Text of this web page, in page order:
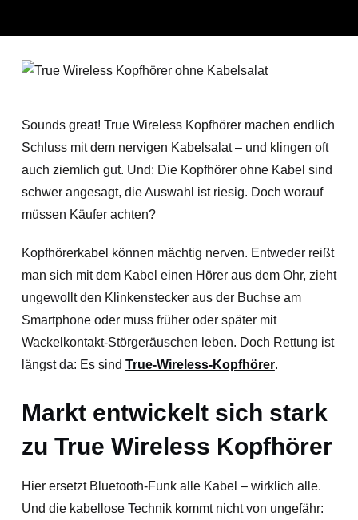
Sounds great! True Wireless Kopfhörer machen endlich
Schluss mit dem nervigen Kabelsalat – und klingen oft
auch ziemlich gut. Und: Die Kopfhörer ohne Kabel sind
schwer angesagt, die Auswahl ist riesig. Doch worauf
müssen Käufer achten?
Kopfhörerkabel können mächtig nerven. Entweder reißt
man sich mit dem Kabel einen Hörer aus dem Ohr, zieht
ungewollt den Klinkenstecker aus der Buchse am
Smartphone oder muss früher oder später mit
Wackelkontakt-Störgeräuschen leben. Doch Rettung ist
längst da: Es sind True-Wireless-Kopfhörer.
Markt entwickelt sich stark
zu True Wireless Kopfhörer
Hier ersetzt Bluetooth-Funk alle Kabel – wirklich alle.
Und die kabellose Technik kommt nicht von ungefähr: